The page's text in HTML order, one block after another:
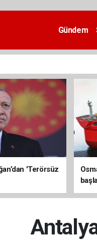
Gündem
'Terörsüz